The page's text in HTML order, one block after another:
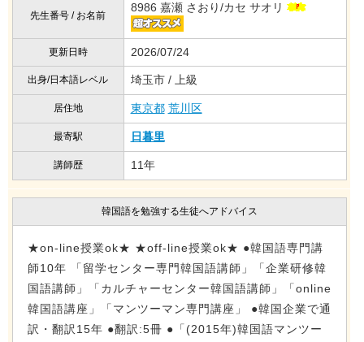
先生番号 / お名前
8986 嘉瀬 さおり/カセ サオリ
更新日時 2026/07/24
出身/日本語レベル 埼玉市 / 上級
居住地 東京都 荒川区
最寄駅 日暮里
講師歴 11年
韓国語を勉強する生徒へアドバイス
★on-line授業ok★ ★off-line授業ok★ ●韓国語専門講
師10年 「留学センター専門韓国語講師」「企業研修韓
国語講師」「カルチャーセンター韓国語講師」「online
韓国語講座」「マンツーマン専門講座」 ●韓国企業で通
訳・翻訳15年 ●翻訳:5冊 ●「(2015年)韓国語マンツー